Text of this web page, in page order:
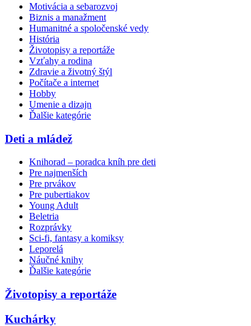
Motivácia a sebarozvoj
Biznis a manažment
Humanitné a spoločenské vedy
História
Životopisy a reportáže
Vzťahy a rodina
Zdravie a životný štýl
Počítače a internet
Hobby
Umenie a dizajn
Ďalšie kategórie
Deti a mládež
Knihorad – poradca kníh pre deti
Pre najmenších
Pre prvákov
Pre pubertiakov
Young Adult
Beletria
Rozprávky
Sci-fi, fantasy a komiksy
Leporelá
Náučné knihy
Ďalšie kategórie
Životopisy a reportáže
Kuchárky